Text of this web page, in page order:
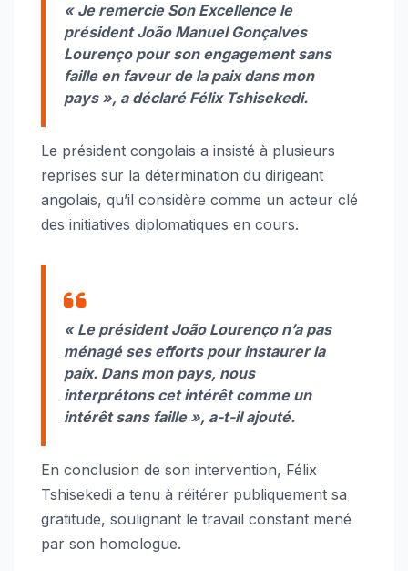
« Je remercie Son Excellence le
président João Manuel Gonçalves
Lourenço pour son engagement sans
faille en faveur de la paix dans mon
pays », a déclaré Félix Tshisekedi.
Le président congolais a insisté à plusieurs
reprises sur la détermination du dirigeant
angolais, qu’il considère comme un acteur clé
des initiatives diplomatiques en cours.
«Le président João Lourenço n’a pas
ménagé ses efforts pour instaurer la
paix. Dans mon pays, nous
interprétons cet intérêt comme un
intérêt sans faille », a-t-il ajouté.
En conclusion de son intervention, Félix
Tshisekedi a tenu à réitérer publiquement sa
gratitude, soulignant le travail constant mené
par son homologue.